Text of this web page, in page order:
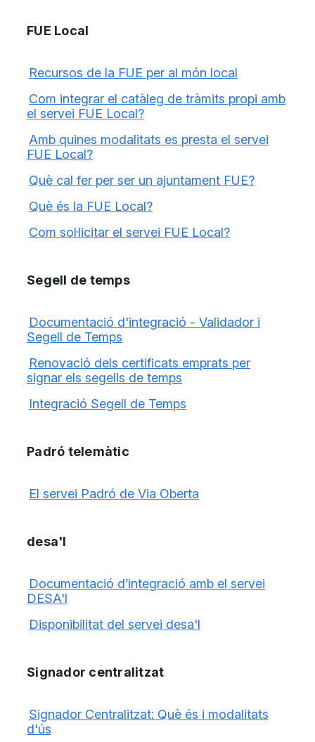
FUE Local
Recursos de la FUE per al món local
Com integrar el catàleg de tràmits propi amb
el servei FUE Local?
Amb quines modalitats es presta el servei
FUE Local?
Què cal fer per ser un ajuntament FUE?
Què és la FUE Local?
Com sol·licitar el servei FUE Local?
Segell de temps
Documentació d'integració - Validador i
Segell de Temps
Renovació dels certificats emprats per
signar els segells de temps
Integració Segell de Temps
Padró telemàtic
El servei Padró de Via Oberta
desa'l
Documentació d’integració amb el servei
DESA'l
Disponibilitat del servei desa'l
Signador centralitzat
Signador Centralitzat: Què és i modalitats
d'ús